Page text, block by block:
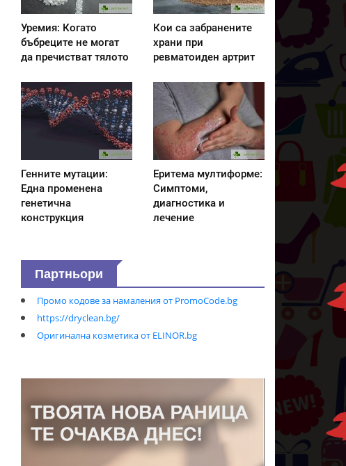
Уремия: Когато
бъбреците не могат
да пречистват тялото
Кои са забранените
храни при
ревматоиден артрит
Генните мутации:
Една променена
генетична
конструкция
Еритема мултиформе:
Симптоми,
диагностика и
лечение
Партньори
Промо кодове за намаления от PromoCode.bg
https://dryclean.bg/
Оригинална козметика от ELINOR.bg